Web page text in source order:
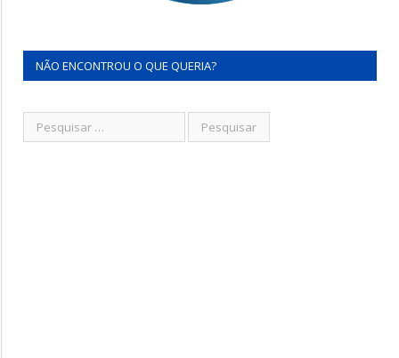
NÃO ENCONTROU O QUE QUERIA?